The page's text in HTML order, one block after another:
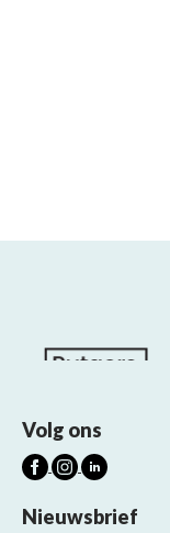
Volg ons
Nieuwsbrief